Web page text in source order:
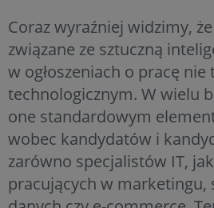
Coraz wyraźniej widzimy,
związane ze sztuczną
w ogłoszeniach o pracę
technologicznym. W wielu
one standardowym
wobec kandydatów i
zarówno specjalistów IT,
pracujących w marketingu,